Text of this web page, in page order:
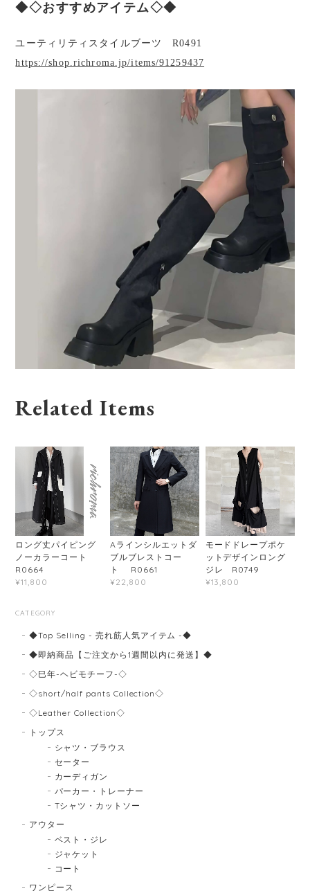
◆◇おすすめアイテム◇◆
ユーティリティスタイルブーツ R0491
https://shop.richroma.jp/items/91259437
Related Items
ロング丈パイピング
ノーカラーコート
R0664
¥11,800
Aラインシルエットダ
ブルブレストコー
ト R0661
¥22,800
モードドレープポケ
ットデザインロング
ジレ R0749
¥13,800
CATEGORY
◆Top Selling - 売れ筋人気アイテム -◆
◆即納商品【ご注文から1週間以内に発送】◆
◇巳年-ヘビモチーフ-◇
◇short/half pants Collection◇
◇Leather Collection◇
トップス
シャツ・ブラウス
セーター
カーディガン
パーカー・トレーナー
Tシャツ・カットソー
アウター
ベスト・ジレ
ジャケット
コート
ワンピース